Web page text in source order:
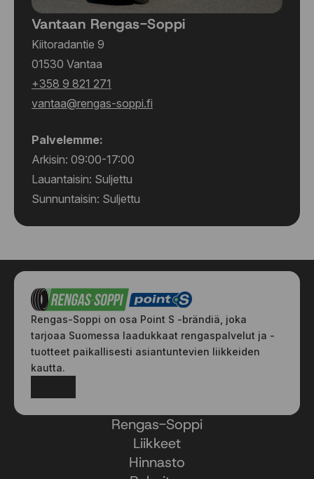
Vantaan Rengas-Soppi
Kiitoradantie 9
01530 Vantaa
+358 9 821 271
vantaa@rengas-soppi.fi
Palvelemme:
Arkisin: 09:00-17:00
Lauantaisin: Suljettu
Sunnuntaisin: Suljettu
Rengas-Soppi on osa Point S -brändiä, joka
tarjoaa Suomessa laadukkaat rengaspalvelut ja -
tuotteet paikallisesti asiantuntevien liikkeiden
kautta.
Rengas-Soppi
Liikkeet
Hinnasto